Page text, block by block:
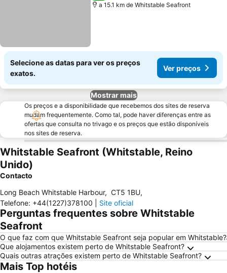
a 15.1 km de Whitstable Seafront
Selecione as datas para ver os preços
exatos.
Ver preços
Mostrar mais
Os preços e a disponibilidade que recebemos dos sites de reserva
mudam frequentemente. Como tal, pode haver diferenças entre as
ofertas que consulta no trivago e os preços que estão disponíveis
nos sites de reserva.
Whitstable Seafront (Whitstable, Reino
Unido)
Contacto
Long Beach Whitstable Harbour, CT5 1BU,
Telefone: +44(1227)378100 Site oficial
Perguntas frequentes sobre Whitstable
Seafront
O que faz com que Whitstable Seafront seja popular em Whitstable?
Que alojamentos existem perto de Whitstable Seafront?
Quais outras atrações existem perto de Whitstable Seafront?
Mais Top hotéis